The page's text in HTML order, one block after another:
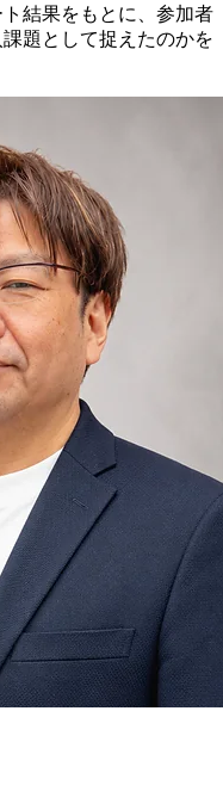
結果をもとに、参加者
題として捉えたのかを